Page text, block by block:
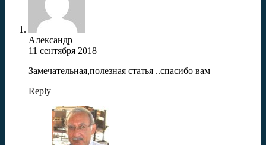
Александр
11 сентября 2018
Замечательная,полезная статья ..спасибо вам
Reply